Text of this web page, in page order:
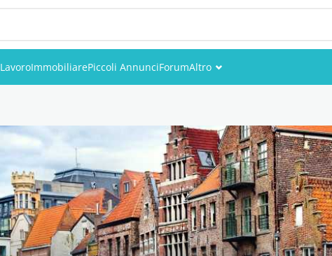
LavoroImmobiliarePiccoli AnnunciForumAltro
Utenti
Foto